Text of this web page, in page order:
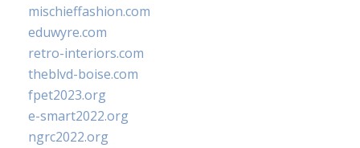
mischieffashion.com
eduwyre.com
retro-interiors.com
theblvd-boise.com
fpet2023.org
e-smart2022.org
ngrc2022.org